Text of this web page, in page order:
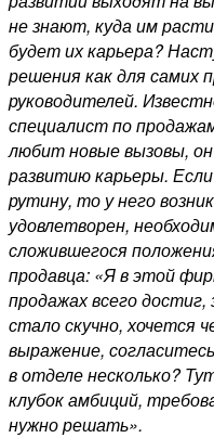
не знают, куда им
будет их карьера?
решения как для самих
руководителей.
специалист по
любит новые вызовы,
развитию карьеры.
рутину, то у него
удовлетворен,
сложившегося
продавца: «Я в этой
продажах всего
стало скучно, хочется
выражение,
в отделе несколько?
клубок амбиций,
нужно решать».